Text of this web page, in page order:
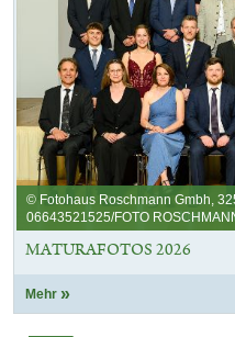
© Fotohaus Roschmann Gmbh,
06643521525/FOTO
MATURAFOTOS 2026
Mehr